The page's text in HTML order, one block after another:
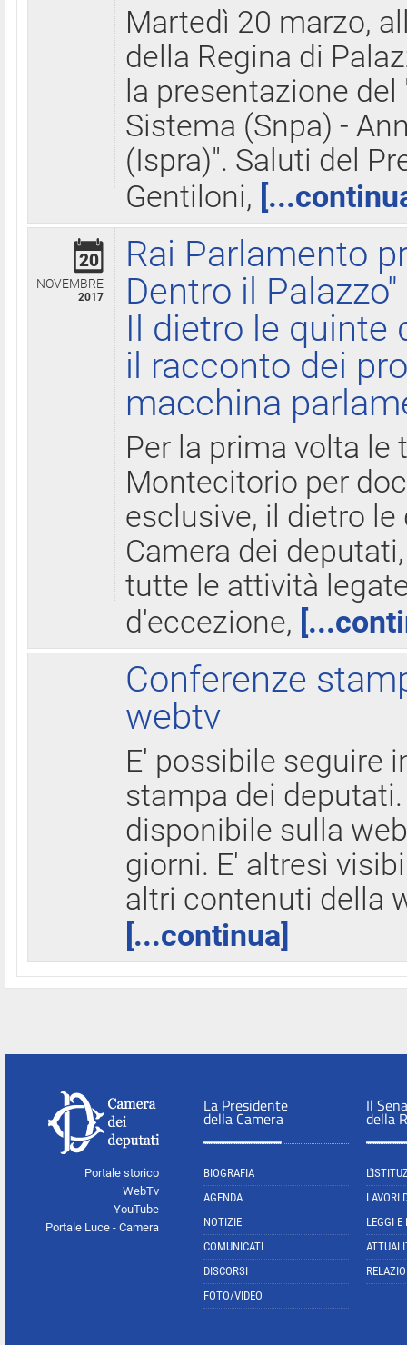
Martedì 20 marzo,
della Regina di
la presentazione
Sistema (Snpa) -
(Ispra)". Saluti del
Gentiloni,
20
NOVEMBRE
2017
Rai Parlamento
Dentro il Palazzo"
Il dietro le quinte
il racconto dei
macchina
Per la prima volta le
Montecitorio per
esclusive, il dietro
Camera dei
tutte le attività
d'eccezione,
Conferenze
webtv
E' possibile seguire
stampa dei
disponibile sulla
giorni. E' altresì
altri contenuti della
[...continua]
Portale storico
WebTv
YouTube
Portale Luce - Camera
La Presidente
della Camera
BIOGRAFIA
AGENDA
NOTIZIE
COMUNICATI
DISCORSI
FOTO/VIDEO
Il
della
LAVORI
LEGGI E